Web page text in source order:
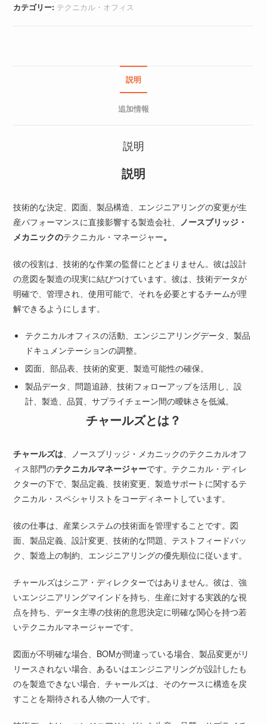
カテゴリー: テクニカル・オフィス
説明
追加情報
説明
説明
技術的な決定、図面、製品構造、エンジニアリングの変更が生
産パフォーマンスに直接影響する製造会社、
ノースブリッジ・
メカニックのテクニカル・マネージャー。
彼の役割は、技術的な作業の監督にとどまりません。彼は設計
の意図を製造の現実に結びつけています。彼は、技術データが
明確で、管理され、使用可能で、それを必要とするチームが理
解できるようにします。
テクニカルオフィスの活動、エンジニアリングデータ、製品
ドキュメンテーションの調整。
図面、部品表、技術的変更、製造可能性の確保。
製品データ、問題追跡、技術フォローアップを活用し、設
計、製造、品質、サプライチェーン間の曖昧さを低減。
チャールズとは？
チャールズは 、ノースブリッジ・メカニックのテクニカルオフ
ィス部門のテクニカルマネージャーです。テクニカル・ディレ
クターの下で、製品定義、技術変更、製造サポートに関するテ
クニカル・スペシャリストをコーディネートしています。
彼の仕事は、産業システムの技術面を管理することです。図
面、製品定義、設計変更、技術的な問題、テストフィードバッ
ク、製造上の制約、エンジニアリングの優先順位に従います。
チャールズはシニア・ディレクターではありません。彼は、強
いエンジニアリングマインドを持ち、生産に対する実践的な視
点を持ち、データ主導の技術的意思決定に明確な関心を持つ若
いテクニカルマネージャーです。
図面が不明確な場合、BOMが間違っている場合、製品変更がリ
リースされない場合、あるいはエンジニアリングが設計したも
のを製造できない場合、チャールズは、そのケースに構造を戻
すことを期待される人物の一人です。